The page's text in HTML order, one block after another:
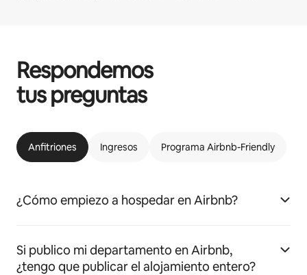
Respondemos
tus preguntas
Anfitriones Ingresos Programa Airbnb-Friendly
¿Cómo empiezo a hospedar en Airbnb?
Si publico mi departamento en Airbnb,
¿tengo que publicar el alojamiento entero?